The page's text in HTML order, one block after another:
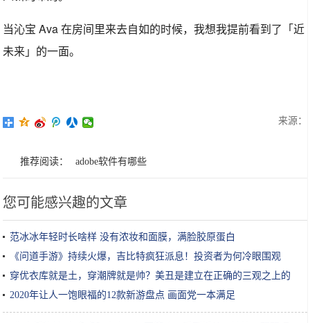
当沁宝 Ava 在房间里来去自如的时候，我想我提前看到了「近
未来」的一面。
来源：
推荐阅读： adobe软件有哪些
您可能感兴趣的文章
范冰冰年轻时长啥样 没有浓妆和面膜，满脸胶原蛋白
《问道手游》持续火爆，吉比特疯狂派息！投资者为何冷眼围观
穿优衣库就是土，穿潮牌就是帅？美丑是建立在正确的三观之上的
2020年让人一饱眼福的12款新游盘点 画面党一本满足